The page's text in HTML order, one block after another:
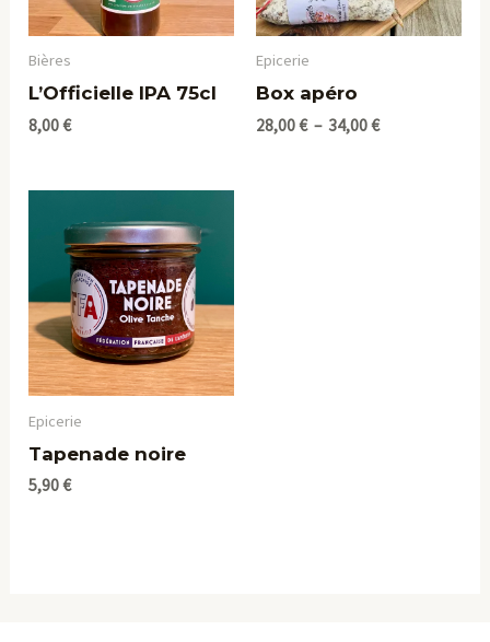
Bières
L’Officielle IPA 75cl
8,00€
Epicerie
Box apéro
28,00€ – 34,00€
Epicerie
Tapenade noire
5,90€